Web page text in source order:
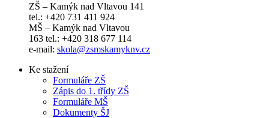
ZŠ – Kamýk nad Vltavou 141
tel.: +420 731 411 924
MŠ – Kamýk nad Vltavou
163 tel.: +420 318 677 114
e-mail: skola@zsmskamyknv.cz
Ke stažení
Formuláře ZŠ
Zápis do 1. třídy ZŠ
Formuláře MŠ
Dokumenty ŠJ